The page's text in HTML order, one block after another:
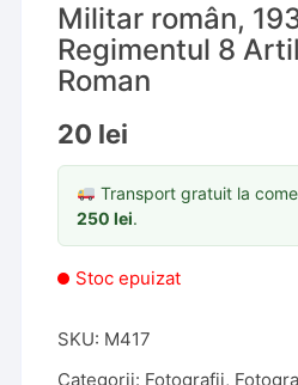
Militar român,
Regimentul 8
Roman
20 lei
Transport gratuit la
250lei.
Stoc epuizat
SKU: M417
Categorii: Fotografii,